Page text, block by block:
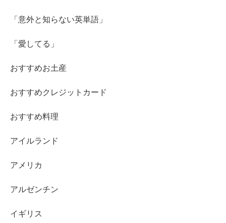
「意外と知らない英単語」
「愛してる」
おすすめお土産
おすすめクレジットカード
おすすめ料理
アイルランド
アメリカ
アルゼンチン
イギリス